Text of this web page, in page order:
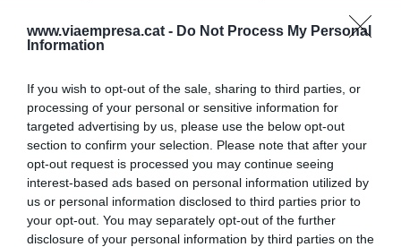
www.viaempresa.cat - Do Not Process My Personal
Information
If you wish to opt-out of the sale, sharing to third parties, or
processing of your personal or sensitive information for
targeted advertising by us, please use the below opt-out
section to confirm your selection. Please note that after your
opt-out request is processed you may continue seeing
interest-based ads based on personal information utilized by
us or personal information disclosed to third parties prior to
your opt-out. You may separately opt-out of the further
disclosure of your personal information by third parties on the
Espanya, així com director per a Europa de Merrill
Group, un conglomerat internacional vinculat a la
família Safra, brasilers d’origen libanès i sirià, que
controlen uns actius per més de 70.000 milions de
dòlars.
Però el fons Permira i Pedro Ballvé no eren
tampocels propietaris originals de Telepizza,